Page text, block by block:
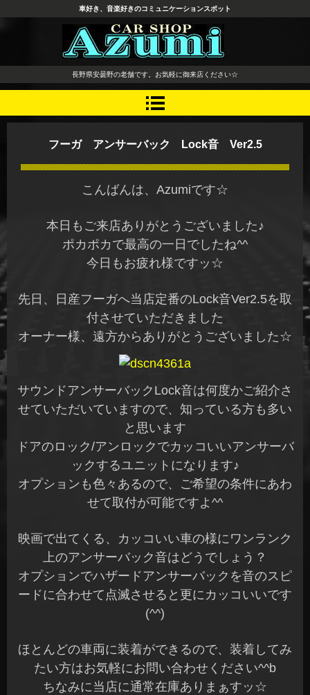
長野県 安曇野市 タイヤ ホ
イール デッドニング カーオ
ーディオ レカロシート
車好き、音楽好きのコミュニケーションスポット
長野県安曇野の老舗です。お気軽に御来店ください☆
フーガ アンサーバック Lock音 Ver2.5
こんばんは、Azumiです☆
本日もご来店ありがとうございました♪
ポカポカで最高の一日でしたね^^
今日もお疲れ様ですッ☆
先日、日産フーガへ当店定番のLock音Ver2.5を取
付させていただきました
オーナー様、遠方からありがとうございました☆
サウンドアンサーバックLock音は何度かご紹介さ
せていただいていますので、知っている方も多い
と思います
ドアのロック/アンロックでカッコいいアンサーバ
ックするユニットになります♪
オプションも色々あるので、ご希望の条件にあわ
せて取付が可能ですよ^^
映画で出てくる、カッコいい車の様にワンランク
上のアンサーバック音はどうでしょう？
オプションでハザードアンサーバックを音のスピ
ードに合わせて点滅させると更にカッコいいです
(^^)
ほとんどの車両に装着ができるので、装着してみ
たい方はお気軽にお問い合わせください^^b
ちなみに当店に通常在庫ありまぁすッ☆